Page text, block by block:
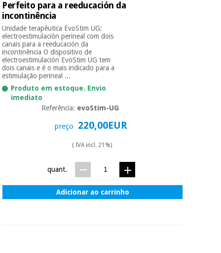
Perfeito para a reeducación da
incontinência
Unidade terapêutica EvoStim UG:
electroestimulación perineal com dois
canais para a reeducación da
incontinência O dispositivo de
electroestimulación EvoStim UG tem
dois canais e é o mais indicado para a
estimulação perineal ...
Produto em estoque. Envio
imediato
Referência: evoStim-UG
preço 220,00EUR
( IVA incl. 21%)
quant.
Adicionar ao carrinho